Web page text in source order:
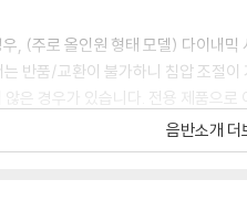
, (주로 올인원 형태 모델) 다이내
반품/교환이 불가하니 침압 조절
은 경우가 있습니다. 전용 제품으로
면이 미세하게 울렁거리거나 휘어지
음반소개 더